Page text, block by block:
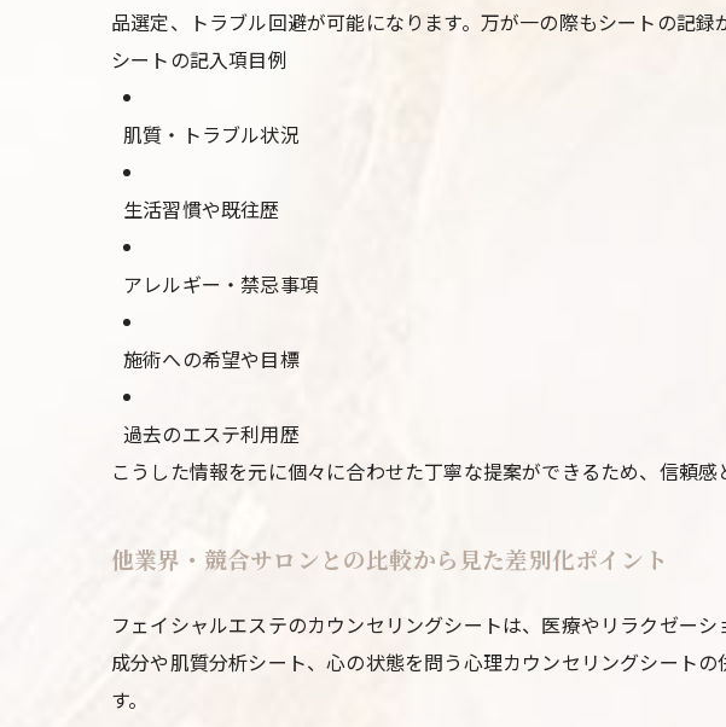
品選定、トラブル回避が可能になります。万が一の際もシートの記録
シートの記入項目例
肌質・トラブル状況
生活習慣や既往歴
アレルギー・禁忌事項
施術への希望や目標
過去のエステ利用歴
こうした情報を元に個々に合わせた丁寧な提案ができるため、信頼
他業界・競合サロンとの比較から見た差別化ポイント
フェイシャルエステのカウンセリングシートは、医療やリラクゼー
成分や肌質分析シート、心の状態を問う心理カウンセリングシート
す。